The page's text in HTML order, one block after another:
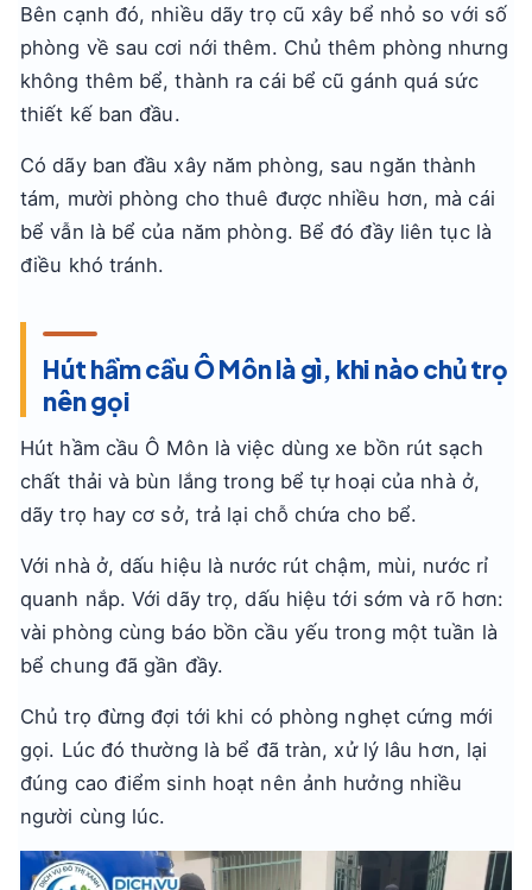
Bên cạnh đó, nhiều dãy trọ cũ xây bể nhỏ so với số
phòng về sau cơi nới thêm. Chủ thêm phòng nhưng
không thêm bể, thành ra cái bể cũ gánh quá sức
thiết kế ban đầu.
Có dãy ban đầu xây năm phòng, sau ngăn thành
tám, mười phòng cho thuê được nhiều hơn, mà cái
bể vẫn là bể của năm phòng. Bể đó đầy liên tục là
điều khó tránh.
Hút hầm cầu Ô Môn là gì, khi nào chủ trọ
nên gọi
Hút hầm cầu Ô Môn là việc dùng xe bồn rút sạch
chất thải và bùn lắng trong bể tự hoại của nhà ở,
dãy trọ hay cơ sở, trả lại chỗ chứa cho bể.
Với nhà ở, dấu hiệu là nước rút chậm, mùi, nước rỉ
quanh nắp. Với dãy trọ, dấu hiệu tới sớm và rõ hơn:
vài phòng cùng báo bồn cầu yếu trong một tuần là
bể chung đã gần đầy.
Chủ trọ đừng đợi tới khi có phòng nghẹt cứng mới
gọi. Lúc đó thường là bể đã tràn, xử lý lâu hơn, lại
đúng cao điểm sinh hoạt nên ảnh hưởng nhiều
người cùng lúc.